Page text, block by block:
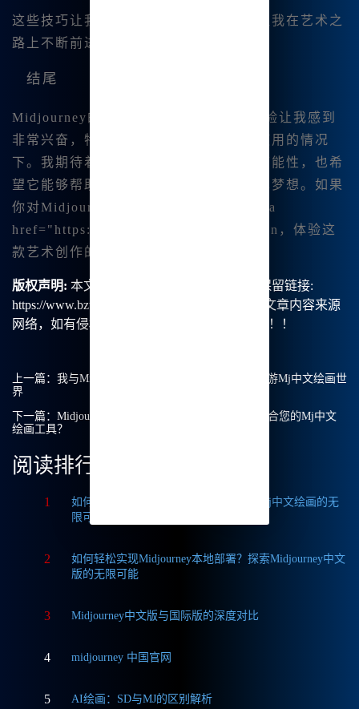
这些技巧让我的创作过程更加顺利，也让我在艺术之
路上不断前进。
结尾
Midjourney的强大功|能和便捷的使用体验让我感到
非常兴奋，特别是在中文界面和无障碍使用的情况
下。我期待着它为我的创作带来更多的可能性，也希
望它能够帮助更多的用户实现他们的艺术梦想。如果
你对Midjourney感兴趣，欢迎访问 <a
href="https://www.bzu.cn">www.bzu.cn，体验这
款艺术创作的利器。
版权声明: 本文由【B族智能】原创，转载请保留链接:
https://www.bzu.cn/news/show/8834.html，部分文章内容来源
网络，如有侵权请联系我们删除处理。谢谢！！！
上一篇： 我与Midjourney提示词助手的完美邂逅：畅游Mj中文绘画世
界
下一篇： Midjourney vs Stable Diffusion：如何选择适合您的Mj中文
绘画工具？
阅读排行
1
如何获取Midjourney破解版免费？探索Mj中文绘画的无
限可能
2
如何轻松实现Midjourney本地部署？探索Midjourney中文
版的无限可能
3 Midjourney中文版与国际版的深度对比
4 midjourney 中国官网
5 AI绘画：SD与MJ的区别解析